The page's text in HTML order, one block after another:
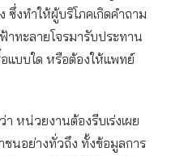
ซึ่งทำให้ผู้บริโภคเกิดคำถาม
ทะลายโจรมารับประทาน
แบบใด หรือต้องให้แพทย์
หน่วยงานต้องรีบเร่งเผย
นอย่างทั่วถึง ทั้งข้อมูลการ